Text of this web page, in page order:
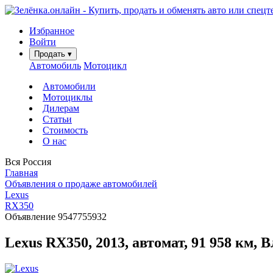
Избранное
Войти
Продать ▾
Автомобиль Мотоцикл
Автомобили
Мотоциклы
Дилерам
Статьи
Стоимость
О нас
Вся Россия
Главная
Объявления о продаже автомобилей
Lexus
RX350
Объявление 9547755932
Lexus RX350, 2013, автомат, 91 958 км,